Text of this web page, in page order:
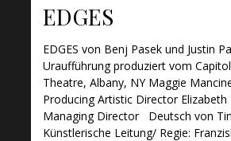
EDGES
EDGES von Benj Pasek und Justin
Uraufführung produziert vom
Theatre, Albany, NY Maggie
Producing Artistic Director Elizabeth
Managing Director Deutsch von
Künstlerische Leitung/ Regie: